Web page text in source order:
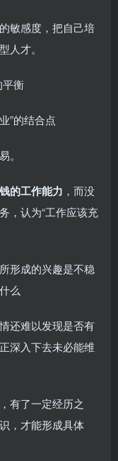
敏感度，把自己培
人才。
平衡
”的结合点
。
的工作能力 ，而没
，认为“工作应该充
形成的兴趣是不稳
么
还难以发现是否有
深入下去未必能维
有了一定经历之
，才能形成具体